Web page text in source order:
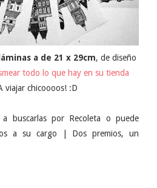
a de 21 x 29cm, de diseño
todo lo que hay en su tienda
viajar chicoooos! :D
buscarlas por Recoleta o puede
a su cargo | Dos premios, un